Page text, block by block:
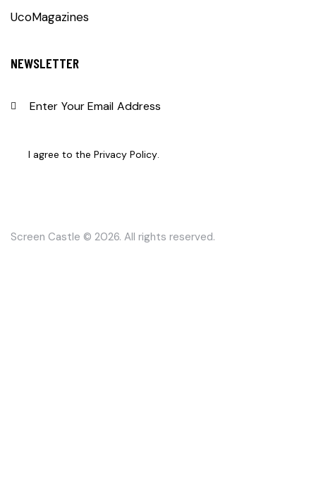
UcoMagazines
NEWSLETTER
I agree to the Privacy Policy.
Screen Castle © 2026. All rights reserved.